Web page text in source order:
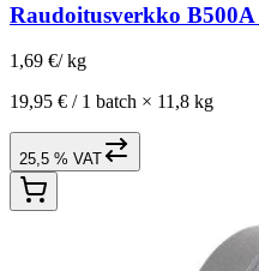
Raudoitusverkko B500A
1,69 €/ kg
19,95 € / 1 batch × 11,8 kg
25,5 % VAT